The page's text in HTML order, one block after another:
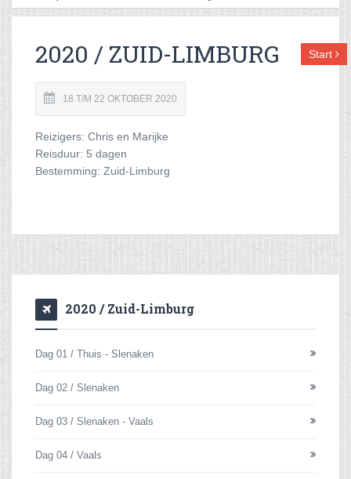
Start
2020 / ZUID-LIMBURG
18 T/M 22 OKTOBER 2020
Reizigers: Chris en Marijke
Reisduur: 5 dagen
Bestemming: Zuid-Limburg
2020 / Zuid-Limburg
Dag 01 / Thuis - Slenaken
Dag 02 / Slenaken
Dag 03 / Slenaken - Vaals
Dag 04 / Vaals